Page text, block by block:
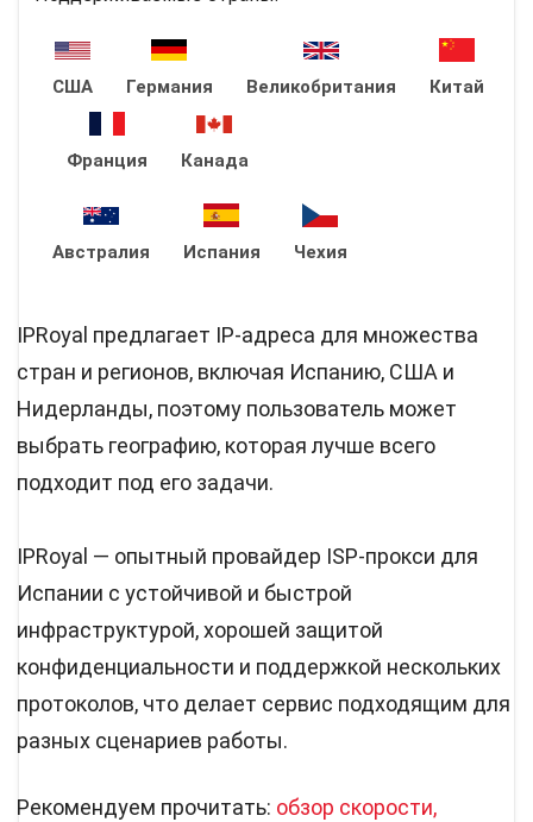
США Германия Великобритания Китай
Франция Канада
Австралия Испания Чехия
IPRoyal предлагает IP-адреса для множества
стран и регионов, включая Испанию, США и
Нидерланды, поэтому пользователь может
выбрать географию, которая лучше всего
подходит под его задачи.
IPRoyal — опытный провайдер ISP-прокси для
Испании с устойчивой и быстрой
инфраструктурой, хорошей защитой
конфиденциальности и поддержкой нескольких
протоколов, что делает сервис подходящим для
разных сценариев работы.
Рекомендуем прочитать: обзор скорости,